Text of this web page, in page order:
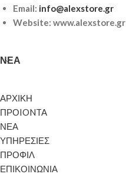
Email: info@alexstore.gr
Website: www.alexstore.gr
ΝΈΑ
ΑΡΧΙΚΗ
ΠΡΟIONTA
ΝΕΑ
ΥΠΗΡΕΣΙΕΣ
ΠΡΟΦΙΛ
ΕΠΙΚΟΙΝΩΝΙΑ